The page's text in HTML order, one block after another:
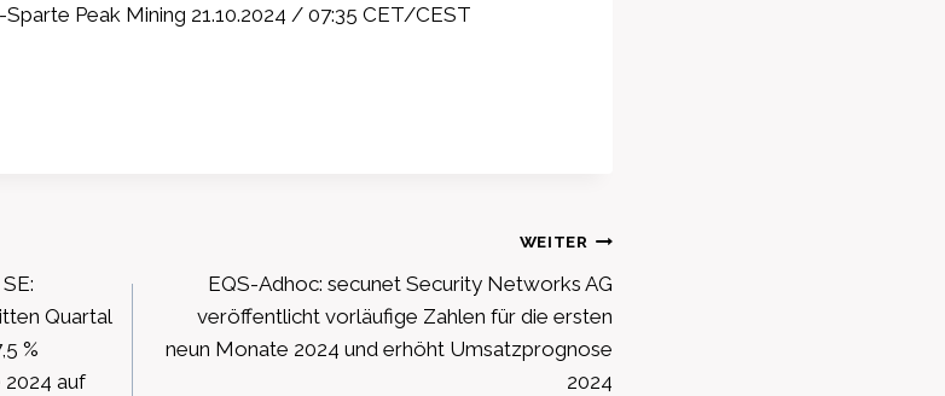
Peak Mining 21.10.2024 / 07:35 CET/CEST
Quartal
%
auf
WEITER
EQS-Adhoc: secunet Security Networks AG
veröffentlicht vorläufige Zahlen für die ersten
neun Monate 2024 und erhöht Umsatzprognose
2024